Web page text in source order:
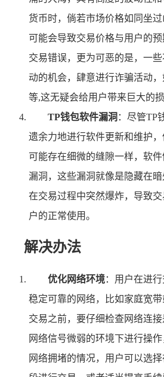
货币时，倘若市场价格如同坐
可能会导致交易价格与用户的
交易错误，更为可恶的是，一
动的机会，肆意进行诈骗活动
等,这无疑会给用户带来巨大的损
TP钱包软件漏洞 ：尽管TP
遗余力地进行软件更新和维护
可能存在细微的缝隙一样，软
漏洞，这些漏洞就像是隐藏在
在交易过程中突然爆炸，导致
户的正常使用。
解决办法
优化网络环境：用户在进
稳定可靠的网络，比如家庭宽
交易之前，要仔细检查网络连
网络信号微弱的环境下进行操
网络拥堵的情况，用户可以选